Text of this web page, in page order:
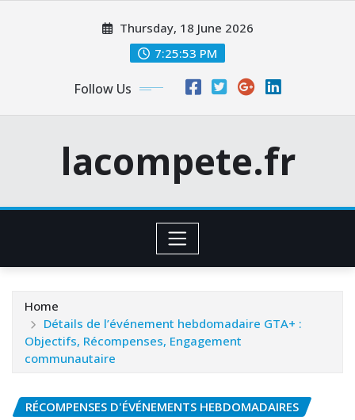
Thursday, 18 June 2026
7:25:54 PM
Follow Us
lacompete.fr
Home
Détails de l’événement hebdomadaire GTA+ :
Objectifs, Récompenses, Engagement
communautaire
RÉCOMPENSES D'ÉVÉNEMENTS HEBDOMADAIRES